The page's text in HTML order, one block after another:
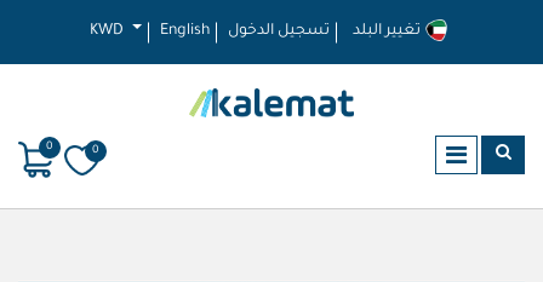
KWD English تسجيل الدخول
0
0